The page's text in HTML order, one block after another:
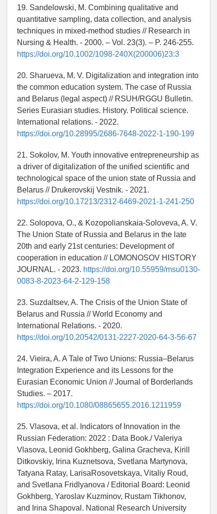
19. Sandelowski, M. Combining qualitative and
quantitative sampling, data collection, and analysis
techniques in mixed-method studies // Research in
Nursing & Health. - 2000. – Vol. 23(3). – P. 246-255.
https://doi.org/10.1002/1098-240X(200006)23:3
20. Sharueva, M. V. Digitalization and integration into
the common education system. The case of Russia
and Belarus (legal aspect) // RSUH/RGGU Bulletin.
Series Eurasian studies. History. Political science.
International relations. - 2022.
https://doi.org/10.28995/2686-7648-2022-1-190-199
21. Sokolov, M. Youth innovative entrepreneurship as
a driver of digitalization of the unified scientific and
technological space of the union state of Russia and
Belarus // Drukerovskij Vestnik. - 2021.
https://doi.org/10.17213/2312-6469-2021-1-241-250
22. Solopova, O., & Kozopolianskaia-Soloveva, A. V.
The Union State of Russia and Belarus in the late
20th and early 21st centuries: Development of
cooperation in education // LOMONOSOV HISTORY
JOURNAL. - 2023. https://doi.org/10.55959/msu0130-
0083-8-2023-64-2-129-158
23. Suzdaltsev, A. The Crisis of the Union State of
Belarus and Russia // World Economy and
International Relations. - 2020.
https://doi.org/10.20542/0131-2227-2020-64-3-56-67
24. Vieira, A. A Tale of Two Unions: Russia–Belarus
Integration Experience and its Lessons for the
Eurasian Economic Union // Journal of Borderlands
Studies. – 2017.
https://doi.org/10.1080/08865655.2016.1211959
25. Vlasova, et al. Indicators of Innovation in the
Russian Federation: 2022 : Data Book./ Valeriya
Vlasova, Leonid Gokhberg, Galina Gracheva, Kirill
Ditkovskiy, Irina Kuznetsova, Svetlana Martynova,
Tatyana Ratay, LarisaRosovetskaya, Vitaliy Roud,
and Svetlana Fridlyanova / Editorial Board: Leonid
Gokhberg, Yaroslav Kuzminov, Rustam Tikhonov,
and Irina Shapoval. National Research University